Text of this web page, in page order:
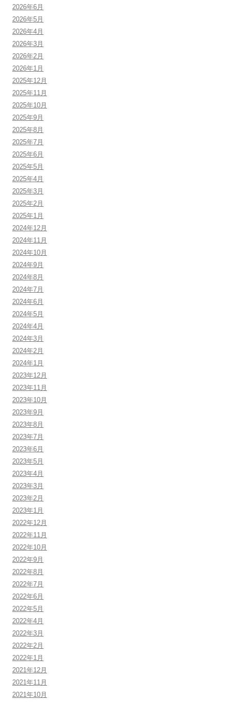
2026年6月
2026年5月
2026年4月
2026年3月
2026年2月
2026年1月
2025年12月
2025年11月
2025年10月
2025年9月
2025年8月
2025年7月
2025年6月
2025年5月
2025年4月
2025年3月
2025年2月
2025年1月
2024年12月
2024年11月
2024年10月
2024年9月
2024年8月
2024年7月
2024年6月
2024年5月
2024年4月
2024年3月
2024年2月
2024年1月
2023年12月
2023年11月
2023年10月
2023年9月
2023年8月
2023年7月
2023年6月
2023年5月
2023年4月
2023年3月
2023年2月
2023年1月
2022年12月
2022年11月
2022年10月
2022年9月
2022年8月
2022年7月
2022年6月
2022年5月
2022年4月
2022年3月
2022年2月
2022年1月
2021年12月
2021年11月
2021年10月